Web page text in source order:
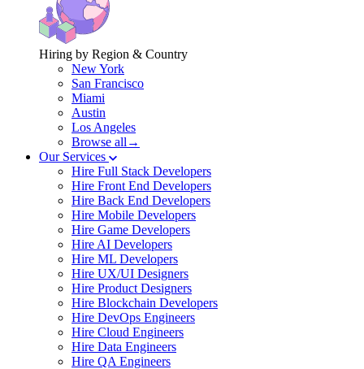
Hiring by Region & Country
New York
San Francisco
Miami
Austin
Los Angeles
Browse all→
Our Services
Hire Full Stack Developers
Hire Front End Developers
Hire Back End Developers
Hire Mobile Developers
Hire Game Developers
Hire AI Developers
Hire ML Developers
Hire UX/UI Designers
Hire Product Designers
Hire Blockchain Developers
Hire DevOps Engineers
Hire Cloud Engineers
Hire Data Engineers
Hire QA Engineers